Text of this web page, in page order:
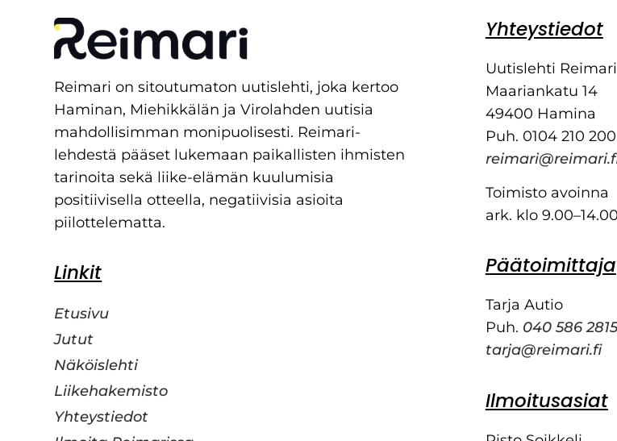
Reimari on sitoutumaton uutislehti, joka kertoo
Haminan, Miehikkälän ja Virolahden uutisia
mahdollisimman monipuolisesti. Reimari-
lehdestä pääset lukemaan paikallisten ihmisten
tarinoita sekä liike-elämän kuulumisia
positiivisella otteella, negatiivisia asioita
piilottelematta.
Linkit
Etusivu
Jutut
Näköislehti
Liikehakemisto
Yhteystiedot
Yhteystiedot
Uutislehti Reimari
Maariankatu 14
49400 Hamina
Puh. 0104 210 200
Toimisto avoinna
ark. klo 9.00–14.00
Päätoimittaja
Tarja Autio
Puh. 040 586 2815
tarja@reimari.fi
Ilmoitusasiat